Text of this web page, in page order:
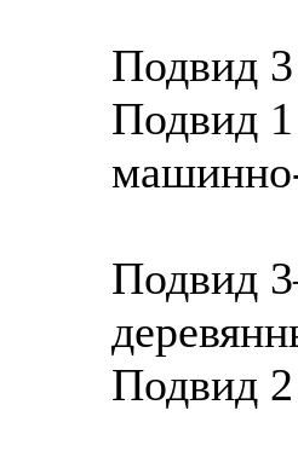
Подвид
Подвид
Подвид
Подвид